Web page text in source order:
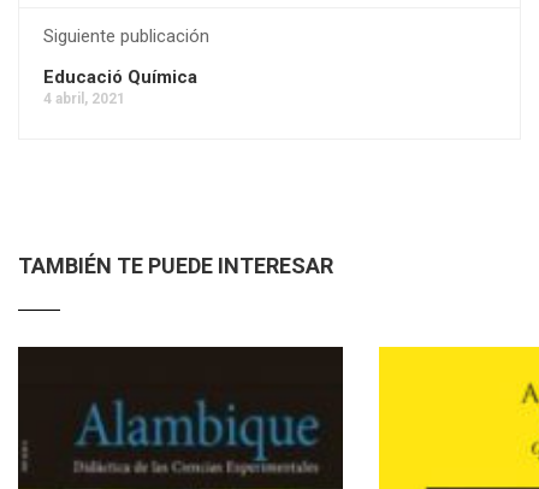
Siguiente publicación
Educació Química
4 abril, 2021
TAMBIÉN TE PUEDE INTERESAR